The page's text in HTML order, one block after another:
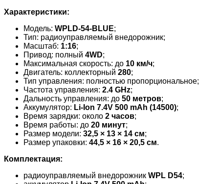
Характеристики:
Модель: WPLD-54-BLUE;
Тип: радиоуправляемый внедорожник;
Масштаб: 1:16;
Привод: полный 4WD;
Максимальная скорость: до 10 км/ч;
Двигатель: коллекторный 280;
Тип управления: полностью пропорциональное;
Частота управления: 2.4 GHz;
Дальность управления: до 50 метров;
Аккумулятор: Li-Ion 7.4V 500 mAh (14500);
Время зарядки: около 2 часов;
Время работы: до 20 минут;
Размер модели: 32,5 × 13 × 14 см;
Размер упаковки: 44,5 × 16 × 20,5 см.
Комплектация:
радиоуправляемый внедорожник WPL D54;